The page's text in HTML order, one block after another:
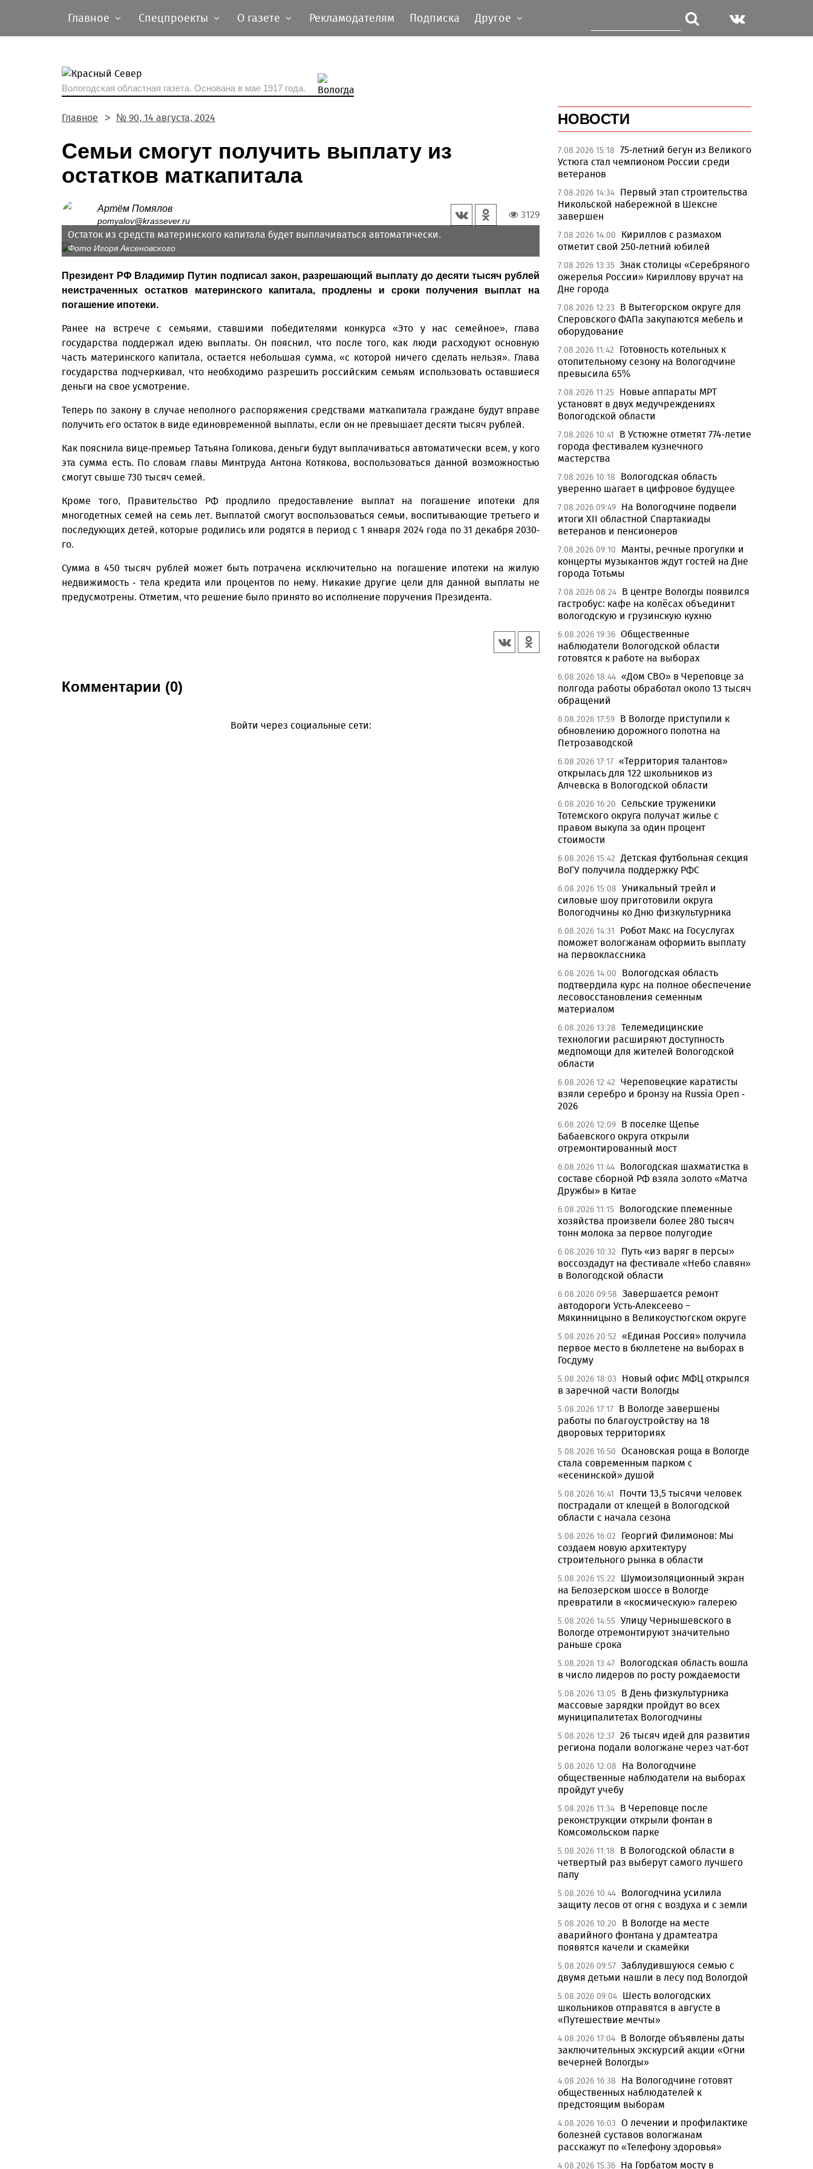
Главное Спецпроекты О газете Рекламодателям Подписка Другое
Вологодская областная газета. Основана в мае 1917 года.
Главное № 90, 14 августа, 2024
Семьи смогут получить выплату из
остатков маткапитала
Артём Помялов
pomyalov@krassever.ru
3129
Остаток из средств материнского капитала будет выплачиваться автоматически.
Фото Игоря Аксеновского
Президент РФ Владимир Путин подписал закон, разрешающий выплату до десяти тысяч рублей
неистраченных остатков материнского капитала, продлены и сроки получения выплат на
погашение ипотеки.
Ранее на встрече с семьями, ставшими победителями конкурса «Это у нас семейное», глава
государства поддержал идею выплаты. Он пояснил, что после того, как люди расходуют основную
часть материнского капитала, остается небольшая сумма, «с которой ничего сделать нельзя». Глава
государства подчеркивал, что необходимо разрешить российским семьям использовать оставшиеся
деньги на свое усмотрение.
Теперь по закону в случае неполного распоряжения средствами маткапитала граждане будут вправе
получить его остаток в виде единовременной выплаты, если он не превышает десяти тысяч рублей.
Как пояснила вице-премьер Татьяна Голикова, деньги будут выплачиваться автоматически всем, у кого
эта сумма есть. По словам главы Минтруда Антона Котякова, воспользоваться данной возможностью
смогут свыше 730 тысяч семей.
Кроме того, Правительство РФ продлило предоставление выплат на погашение ипотеки для
многодетных семей на семь лет. Выплатой смогут воспользоваться семьи, воспитывающие третьего и
последующих детей, которые родились или родятся в период с 1 января 2024 года по 31 декабря 2030-
го.
Сумма в 450 тысяч рублей может быть потрачена исключительно на погашение ипотеки на жилую
недвижимость - тела кредита или процентов по нему. Никакие другие цели для данной выплаты не
предусмотрены. Отметим, что решение было принято во исполнение поручения Президента.
Комментарии (0)
Войти через социальные сети:
НОВОСТИ
7.08.2026 15:18 75-летний бегун из Великого
Устюга стал чемпионом России среди
ветеранов
7.08.2026 14:34 Первый этап строительства
Никольской набережной в Шексне
завершен
7.08.2026 14:00
Кириллов с размахом
отметит свой 250-летний юбилей
7.08.2026 13:35 Знак столицы «Серебряного
ожерелья России» Кириллову вручат на
Дне города
7.08.2026 12:23
В Вытегорском округе для
Сперовского ФАПа закупаются мебель и
оборудование
7.08.2026 11:42
Готовность котельных к
отопительному сезону на Вологодчине
превысила 65%
7.08.2026 11:25 Новые аппараты МРТ
установят в двух медучреждениях
Вологодской области
7.08.2026 10:41
В Устюжне отметят 774-летие
города фестивалем кузнечного
мастерства
7.08.2026 10:18
Вологодская область
уверенно шагает в цифровое будущее
7.08.2026 09:49 На Вологодчине подвели
итоги XII областной Спартакиады
ветеранов и пенсионеров
7.08.2026 09:10
Манты, речные прогулки и
концерты музыкантов ждут гостей на Дне
города Тотьмы
7.08.2026 08:24 В центре Вологды появился
гастробус: кафе на колёсах объединит
вологодскую и грузинскую кухню
6.08.2026 19:36 Общественные
наблюдатели Вологодской области
готовятся к работе на выборах
6.08.2026 18:44 «Дом СВО» в Череповце за
полгода работы обработал около 13 тысяч
обращений
6.08.2026 17:59 В Вологде приступили к
обновлению дорожного полотна на
Петрозаводской
6.08.2026 17:17 «Территория талантов»
открылась для 122 школьников из
Алчевска в Вологодской области
6.08.2026 16:20 Сельские труженики
Тотемского округа получат жилье с
правом выкупа за один процент
стоимости
6.08.2026 15:42 Детская футбольная секция
ВоГУ получила поддержку РФС
6.08.2026 15:08 Уникальный трейл и
силовые шоу приготовили округа
Вологодчины ко Дню физкультурника
6.08.2026 14:31
Робот Макс на Госуслугах
поможет вологжанам оформить выплату
на первоклассника
6.08.2026 14:00
Вологодская область
подтвердила курс на полное обеспечение
лесовосстановления семенным
материалом
6.08.2026 13:28 Телемедицинские
технологии расширяют доступность
медпомощи для жителей Вологодской
области
6.08.2026 12:42 Череповецкие каратисты
взяли серебро и бронзу на Russia Open -
2026
6.08.2026 12:09 В поселке Щепье
Бабаевского округа открыли
отремонтированный мост
6.08.2026 11:44 Вологодская шахматистка в
составе сборной РФ взяла золото «Матча
Дружбы» в Китае
6.08.2026 11:15 Вологодские племенные
хозяйства произвели более 280 тысяч
тонн молока за первое полугодие
6.08.2026 10:32
Путь «из варяг в персы»
воссоздадут на фестивале «Небо славян»
в Вологодской области
6.08.2026 09:58 Завершается ремонт
автодороги Усть-Алексеево –
Мякинницыно в Великоустюгском округе
5.08.2026 20:52 «Единая Россия» получила
первое место в бюллетене на выборах в
Госдуму
5.08.2026 18:03
Новый офис МФЦ открылся
в заречной части Вологды
5.08.2026 17:17 В Вологде завершены
работы по благоустройству на 18
дворовых территориях
5.08.2026 16:50 Осановская роща в Вологде
стала современным парком с
«есенинской» душой
5.08.2026 16:41
Почти 13,5 тысячи человек
пострадали от клещей в Вологодской
области с начала сезона
5.08.2026 16:02
Георгий Филимонов: Мы
создаем новую архитектуру
строительного рынка в области
5.08.2026 15:22
Шумоизоляционный экран
на Белозерском шоссе в Вологде
превратили в «космическую» галерею
5.08.2026 14:55 Улицу Чернышевского в
Вологде отремонтируют значительно
раньше срока
5.08.2026 13:47 Вологодская область вошла
в число лидеров по росту рождаемости
5.08.2026 13:05 В День физкультурника
массовые зарядки пройдут во всех
муниципалитетах Вологодчины
5.08.2026 12:37 26 тысяч идей для развития
региона подали вологжане через чат-бот
5.08.2026 12:08
На Вологодчине
общественные наблюдатели на выборах
пройдут учебу
5.08.2026 11:34 В Череповце после
реконструкции открыли фонтан в
Комсомольском парке
5.08.2026 11:18
В Вологодской области в
четвертый раз выберут самого лучшего
папу
5.08.2026 10:44 Вологодчина усилила
защиту лесов от огня с воздуха и с земли
5.08.2026 10:20
В Вологде на месте
аварийного фонтана у драмтеатра
появятся качели и скамейки
5.08.2026 09:57 Заблудившуюся семью с
двумя детьми нашли в лесу под Вологдой
5.08.2026 09:04 Шесть вологодских
школьников отправятся в августе в
«Путешествие мечты»
4.08.2026 17:04 В Вологде объявлены даты
заключительных экскурсий акции «Огни
вечерней Вологды»
4.08.2026 16:38
На Вологодчине готовят
общественных наблюдателей к
предстоящим выборам
4.08.2026 16:03 О лечении и профилактике
болезней суставов вологжанам
расскажут по «Телефону здоровья»
4.08.2026 15:36 На Горбатом мосту в